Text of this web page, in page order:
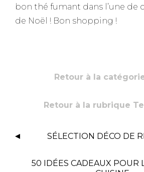
bon thé fumant dans l’une de
de Noël ! Bon shopping !
Retour à la
Retour à la rubrique
SÉLECTION DÉCO DE
50 IDÉES CADEAUX POUR